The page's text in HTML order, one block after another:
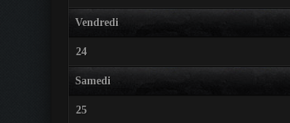
Vendredi
24
Samedi
25